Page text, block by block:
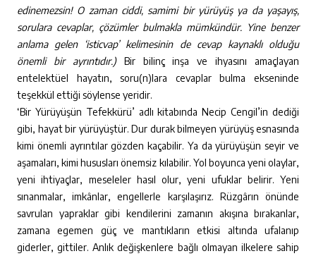
edinemezsin! O zaman ciddi, samimi bir yürüyüş ya da yaşayış,
sorulara cevaplar, çözümler bulmakla mümkündür. Yine benzer
anlama gelen ‘isticvap’ kelimesinin de cevap kaynaklı olduğu
önemli bir ayrıntıdır.) Bir bilinç inşa ve ihyasını amaçlayan
entelektüel hayatın, soru(n)lara cevaplar bulma ekseninde
teşekkül ettiği söylense yeridir.
‘Bir Yürüyüşün Tefekkürü’ adlı kitabında Necip Cengil’in dediği
gibi, hayat bir yürüyüştür. Dur durak bilmeyen yürüyüş esnasında
kimi önemli ayrıntılar gözden kaçabilir. Ya da yürüyüşün seyir ve
aşamaları, kimi hususları önemsiz kılabilir. Yol boyunca yeni olaylar,
yeni ihtiyaçlar, meseleler hasıl olur, yeni ufuklar belirir. Yeni
sınanmalar, imkânlar, engellerle karşılaşırız. Rüzgârın önünde
savrulan yapraklar gibi kendilerini zamanın akışına bırakanlar,
zamana egemen güç ve mantıkların etkisi altında ufalanıp
giderler, gittiler. Anlık değişkenlere bağlı olmayan ilkelere sahip